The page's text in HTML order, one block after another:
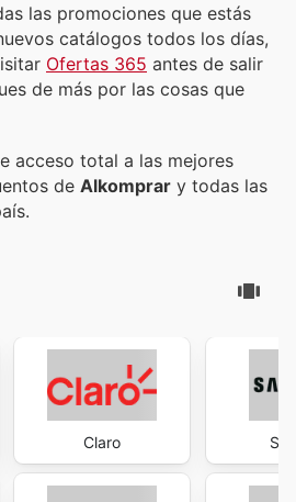
las promociones que estás
catálogos todos los días,
Ofertas 365 antes de salir
de más por las cosas que
acceso total a las mejores
de Alkomprar y todas las
Claro